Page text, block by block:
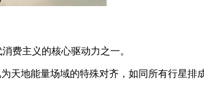
费主义的核心驱动力之一。
天地能量场域的特殊对齐，如同所有行星排